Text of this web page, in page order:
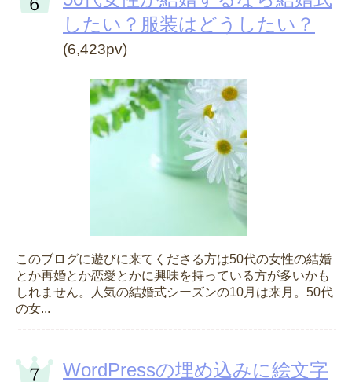
したい？服装はどうしたい？
(6,423pv)
このブログに遊びに来てくださる方は50代の女性の結婚
とか再婚とか恋愛とかに興味を持っている方が多いかも
しれません。人気の結婚式シーズンの10月は来月。50代
の女...
WordPressの埋め込みに絵文字